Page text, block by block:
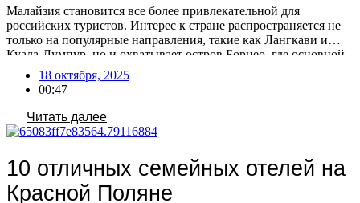
Малайзия становится все более привлекательной для
российских туристов. Интерес к стране распространяется не
только на популярные направления, такие как Лангкави и
Куала-Лумпур, но и охватывает остров Борнео, где основной
поток российских путешественников направляется в штат
Сабах. Штат активно продвигает себя на российском рынке,
участвуя в различных туристических мероприятиях. Сабах
расположен на острове Борнео, единственном острове […]
18 октября, 2025
00:47
Читать далее
10 отличных семейных отелей на
Красной Поляне